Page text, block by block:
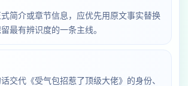
简介或章节信息，应优先用原文事实替换
最有辨识度的一条主线。
交代《受气包招惹了顶级大佬》的身份、